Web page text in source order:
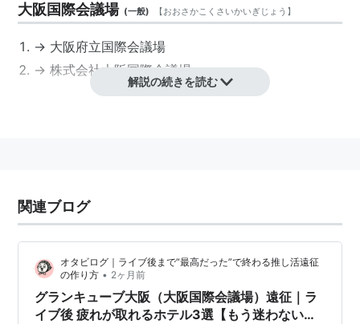
大阪国際会議場 (一般) 【おおさかこくさいかいぎじょう 】
→ 大阪府立国際会議場
→株式会社大阪国際会議場
解説の続きを読む
関連ブログ
オタビログ｜ライブ後まで“最高だった”で終わる推し活遠征
の作り方 • 2ヶ月前
グランキューブ大阪（大阪国際会議場）遠征｜ラ
イブ後 疲れが取れるホテル3選【もう迷わない・